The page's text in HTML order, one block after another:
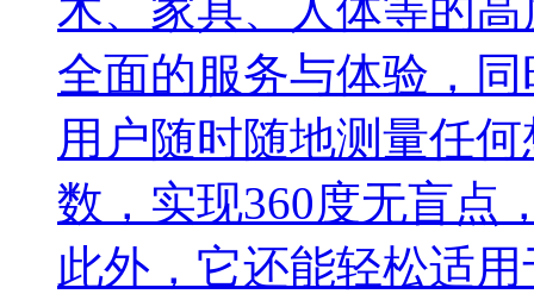
全面的服务与体验，
用户随时随地测量任
数，实现360度无盲点
此外，它还能轻松适